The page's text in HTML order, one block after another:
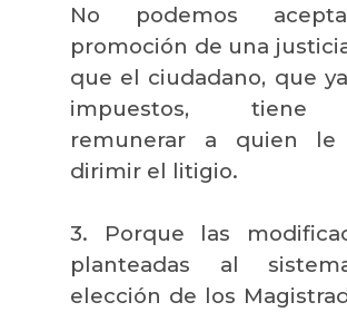
No podemos
promoción de una
que el ciudadano, que
impuestos, tiene
remunerar a quien le
dirimir el litigio.
3. Porque las
planteadas al
elección de los